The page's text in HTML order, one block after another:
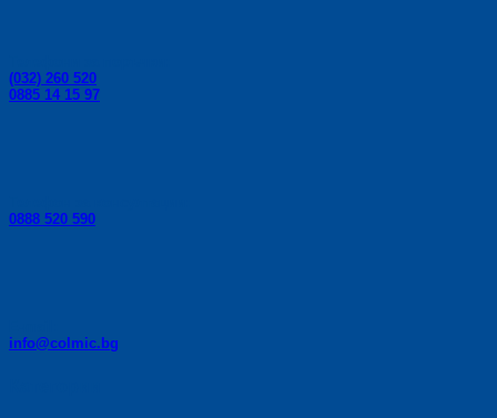
(032) 260 520
0885 14 15 97
0888 520 590
info@colmic.bg